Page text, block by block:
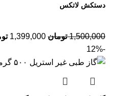
دستکش لاتکس
1,500,000 تومان 1,399,000
-12%